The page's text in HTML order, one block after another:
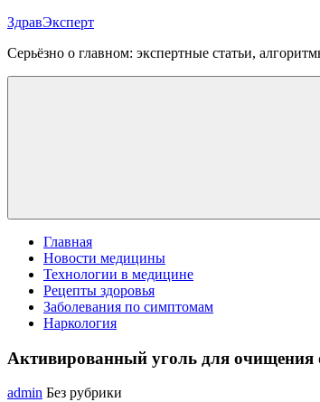
Перейти
содержимому
ЗдравЭксперт
Серьёзно о главном: экспертные статьи,
Меню
Главная
Новости медицины
Технологии в медицине
Рецепты здоровья
Заболевания по симптомам
Наркология
Активированный уголь для
admin Без рубрики